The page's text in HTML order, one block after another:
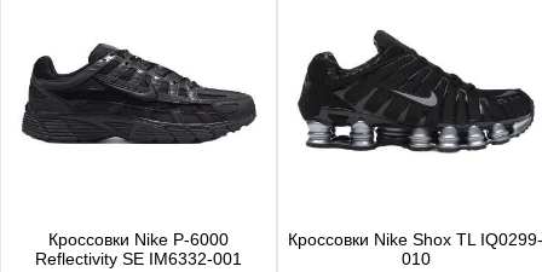
Кроссовки Nike P-6000
Reflectivity SE IM6332-001
Кроссовки Nike Shox TL IQ0299-
010